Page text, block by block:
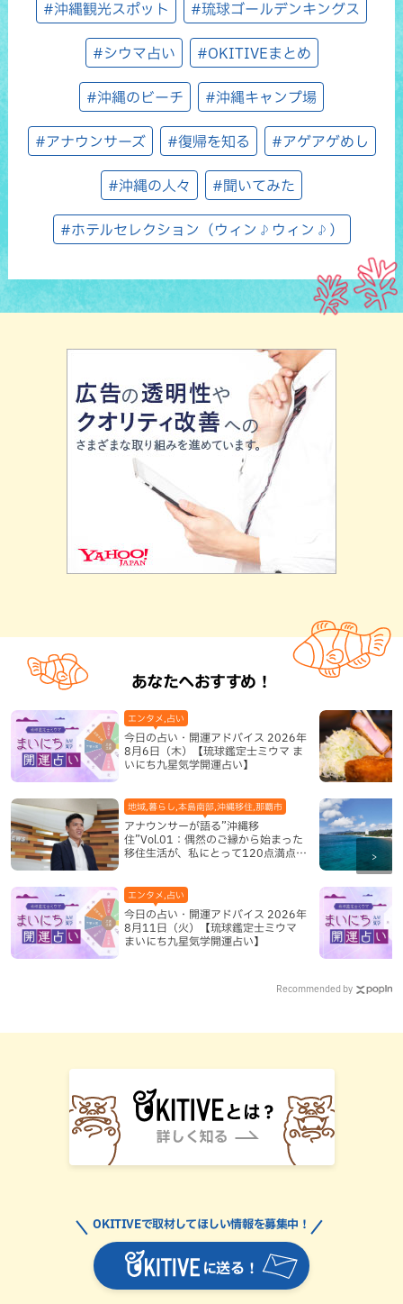
#沖縄観光スポット #琉球ゴールデンキングス
#シウマ占い #OKITIVEまとめ
#沖縄のビーチ #沖縄キャンプ場
#アナウンサーズ #復帰を知る #アゲアゲめし
#沖縄の人々 #聞いてみた
#ホテルセレクション（ウィン♪ウィン♪）
あなたへおすすめ！
今日の占い・開運アドバイス 2026年
8月6日（木）【琉球鑑定士ミウマ ま
いにち九星気学開運占い】
エンタメ,占い
アナウンサーが語る”沖縄移
住”Vol.01：偶然のご縁から始まった
移住生活が、私にとって120点満点に
地域,暮らし,本島南部,沖縄移住,那覇市
今日の占い・開運アドバイス 2026年
8月11日（火）【琉球鑑定士ミウマ
まいにち九星気学開運占い】
エンタメ,占い
Recommended by
に送る！
OKITIVEで取材してほしい情報を募集中！